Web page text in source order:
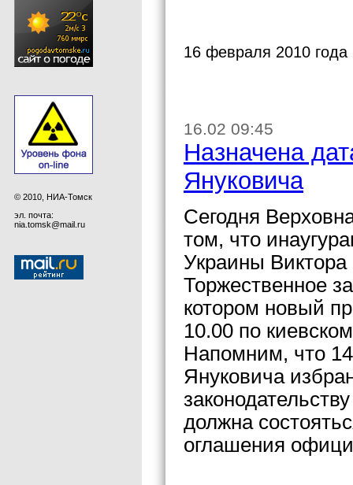
© 2010, НИА-Томск
эл. почта:
nia.tomsk@mail.ru
16 февраля 2010 года
16.02 09:45
Назначена
Януковича
Сегодня
том, что
Украины
Торжественное
котором новый
10.00 по
Напомним, что
Януковича
должна
оглашения